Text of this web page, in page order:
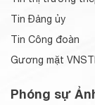
Tin Đảng ủy
Tin Công đoàn
Gương mặt
Phóng sự